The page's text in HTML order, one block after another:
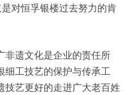
对恒孚银楼过去努力的肯
非遗文化是企业的责任所
细工技艺的保护与传承工
技艺更好的走进广大老百姓